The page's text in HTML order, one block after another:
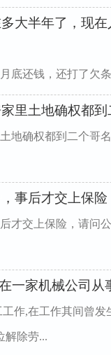
大半年了，现
底还钱，还打了欠
里土地确权都
地确权都到二个哥
事后才交上保
才交上保险，请问
一家机械公司从
作,在工作其间曾
解除劳...